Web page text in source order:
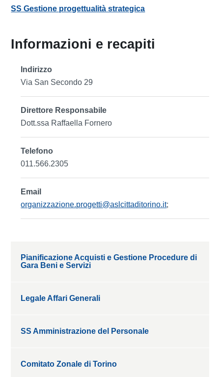
SS Gestione progettualità strategica
Informazioni e recapiti
Indirizzo
Via San Secondo 29
Direttore Responsabile
Dott.ssa Raffaella Fornero
Telefono
011.566.2305
Email
organizzazione.progetti@aslcittaditorino.it;
Pianificazione Acquisti e Gestione Procedure di
Gara Beni e Servizi
Legale Affari Generali
SS Amministrazione del Personale
Comitato Zonale di Torino